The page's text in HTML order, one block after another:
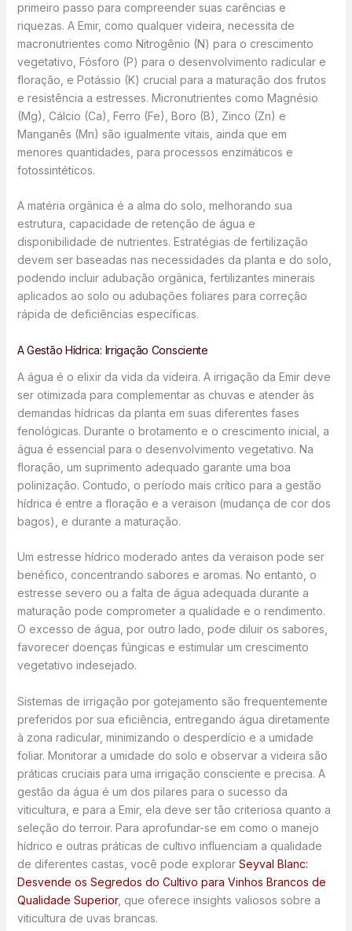
primeiro passo para compreender suas carências e
riquezas. A Emir, como qualquer videira, necessita de
macronutrientes como Nitrogênio (N) para o crescimento
vegetativo, Fósforo (P) para o desenvolvimento radicular e
floração, e Potássio (K) crucial para a maturação dos frutos
e resistência a estresses. Micronutrientes como Magnésio
(Mg), Cálcio (Ca), Ferro (Fe), Boro (B), Zinco (Zn) e
Manganês (Mn) são igualmente vitais, ainda que em
menores quantidades, para processos enzimáticos e
fotossintéticos.
A matéria orgânica é a alma do solo, melhorando sua
estrutura, capacidade de retenção de água e
disponibilidade de nutrientes. Estratégias de fertilização
devem ser baseadas nas necessidades da planta e do solo,
podendo incluir adubação orgânica, fertilizantes minerais
aplicados ao solo ou adubações foliares para correção
rápida de deficiências específicas.
A Gestão Hídrica: Irrigação Consciente
A água é o elixir da vida da videira. A irrigação da Emir deve
ser otimizada para complementar as chuvas e atender às
demandas hídricas da planta em suas diferentes fases
fenológicas. Durante o brotamento e o crescimento inicial, a
água é essencial para o desenvolvimento vegetativo. Na
floração, um suprimento adequado garante uma boa
polinização. Contudo, o período mais crítico para a gestão
hídrica é entre a floração e a veraison (mudança de cor dos
bagos), e durante a maturação.
Um estresse hídrico moderado antes da veraison pode ser
benéfico, concentrando sabores e aromas. No entanto, o
estresse severo ou a falta de água adequada durante a
maturação pode comprometer a qualidade e o rendimento.
O excesso de água, por outro lado, pode diluir os sabores,
favorecer doenças fúngicas e estimular um crescimento
vegetativo indesejado.
Sistemas de irrigação por gotejamento são frequentemente
preferidos por sua eficiência, entregando água diretamente
à zona radicular, minimizando o desperdício e a umidade
foliar. Monitorar a umidade do solo e observar a videira são
práticas cruciais para uma irrigação consciente e precisa. A
gestão da água é um dos pilares para o sucesso da
viticultura, e para a Emir, ela deve ser tão criteriosa quanto a
seleção do terroir. Para aprofundar-se em como o manejo
hídrico e outras práticas de cultivo influenciam a qualidade
de diferentes castas, você pode explorar Seyval Blanc:
Desvende os Segredos do Cultivo para Vinhos Brancos de
Qualidade Superior, que oferece insights valiosos sobre a
viticultura de uvas brancas.